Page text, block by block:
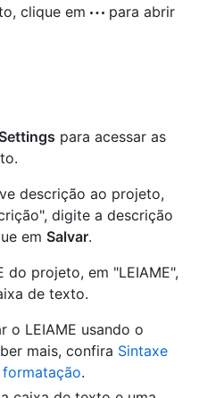
clique em
para abrir
Settings para acessar as
descrição ao projeto,
digite a descrição
em Salvar.
do projeto, em "LEIAME",
de texto.
o LEIAME usando o
mais, confira Sintaxe
.